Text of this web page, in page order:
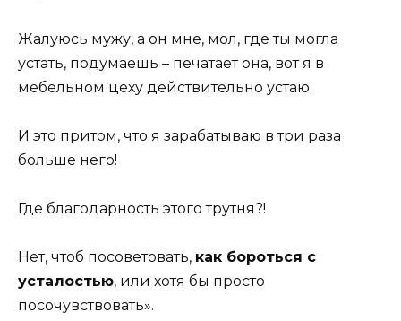
Жалуюсь мужу, а он мне, мол, где ты могла
устать, подумаешь – печатает она, вот я в
мебельном цеху действительно устаю.
И это притом, что я зарабатываю в три раза
больше него!
Где благодарность этого трутня?!
Нет, чтоб посоветовать, как бороться с
усталостью, или хотя бы просто
посочувствовать».